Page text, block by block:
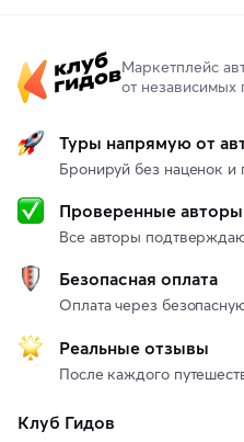
Маркетплейс
от независимых
Туры напрямую от
Бронируй без наценок и
Проверенные авторы
Все авторы
Безопасная оплата
Оплата через
Реальные отзывы
После каждого
Клуб Гидов